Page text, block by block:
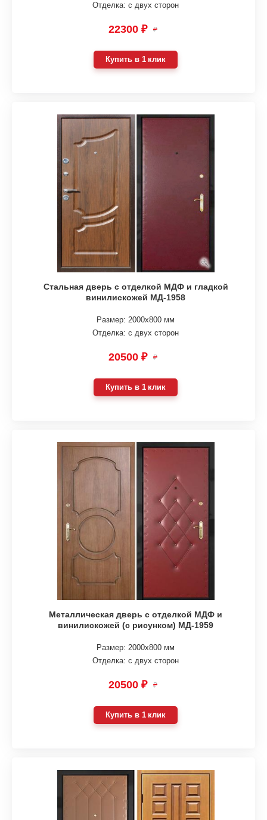
Отделка: с двух сторон
22300 ₽ ₽
Купить в 1 клик
Стальная дверь с отделкой МДФ и гладкой
винилискожей МД-1958
Размер: 2000х800 мм
Отделка: с двух сторон
20500 ₽ ₽
Купить в 1 клик
Металлическая дверь с отделкой МДФ и
винилискожей (с рисунком) МД-1959
Размер: 2000х800 мм
Отделка: с двух сторон
20500 ₽ ₽
Купить в 1 клик